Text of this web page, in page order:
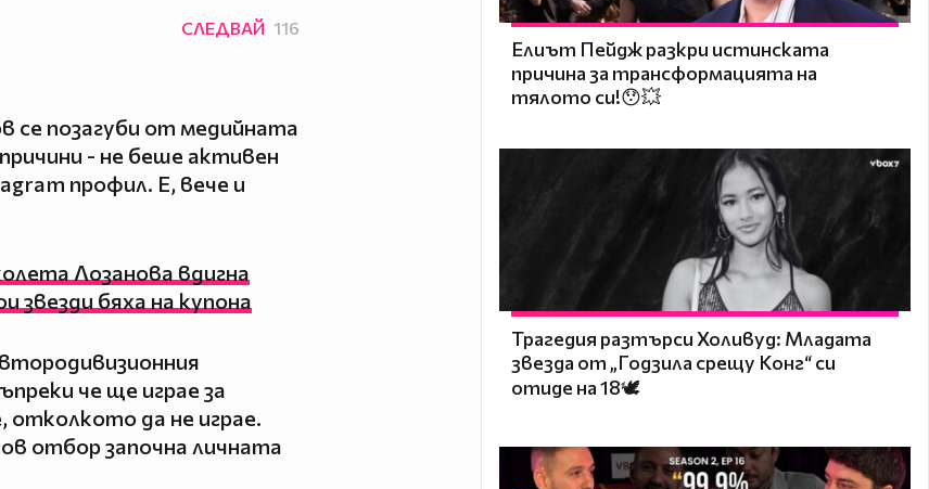
СЛЕДВАЙ 116
позагуби от медийната
- не беше активен
профил. Е, вече и
Лозанова вдигна
звезди бяха на купона
че ще играе за
отколкото да не играе.
отбор започна личната
Елиът Пейдж разкри истинската
причина за трансформацията на
тялото си!😯💥
Трагедия разтърси Холивуд: Младата
звезда от „Годзила срещу Конг“ си
отиде на 18🕊️